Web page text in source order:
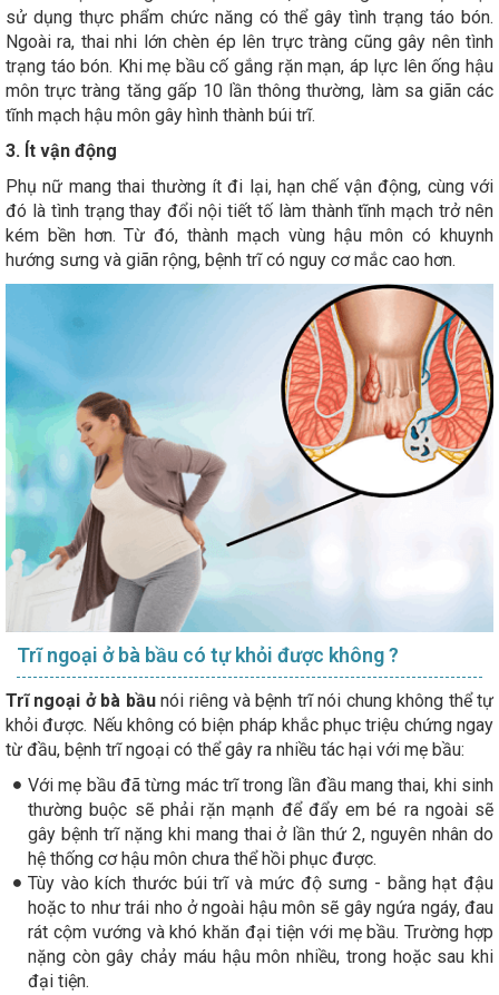
sử dụng thực phẩm chức năng có thể gây tình trạng táo bón.
Ngoài ra, thai nhi lớn chèn ép lên trực tràng cũng gây nên tình
trạng táo bón. Khi mẹ bầu cố gắng rặn mạn, áp lực lên ống hậu
môn trực tràng tăng gấp 10 lần thông thường, làm sa giãn các
tĩnh mạch hậu môn gây hình thành búi trĩ.
3. Ít vận động
Phụ nữ mang thai thường ít đi lại, hạn chế vận động, cùng với
đó là tình trạng thay đổi nội tiết tố làm thành tĩnh mạch trở nên
kém bền hơn. Từ đó, thành mạch vùng hậu môn có khuynh
hướng sưng và giãn rộng, bệnh trĩ có nguy cơ mắc cao hơn.
Trĩ ngoại ở bà bầu có tự khỏi được không ?
Trĩ ngoại ở bà bầunói riêng và bệnh trĩ nói chung không thể tự
khỏi được. Nếu không có biện pháp khắc phục triệu chứng ngay
từ đầu, bệnh trĩ ngoại có thể gây ra nhiều tác hại với mẹ bầu:
Với mẹ bầu đã từng mác trĩ trong lần đầu mang thai, khi sinh
thường buộc sẽ phải rặn mạnh để đẩy em bé ra ngoài sẽ
gây bệnh trĩ nặng khi mang thai ở lần thứ 2, nguyên nhân do
hệ thống cơ hậu môn chưa thể hồi phục được.
Tùy vào kích thước búi trĩ và mức độ sưng - bằng hạt đậu
hoặc to như trái nho ở ngoài hậu môn sẽ gây ngứa ngáy, đau
rát cộm vướng và khó khăn đại tiện với mẹ bầu. Trường hợp
nặng còn gây chảy máu hậu môn nhiều, trong hoặc sau khi
đại tiện.